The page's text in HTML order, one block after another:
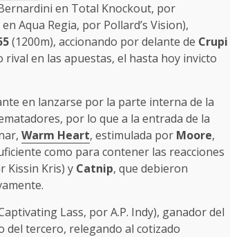
en Total Knockout, por
en Aqua Regia, por Pollard’s Vision),
(1200m), accionando por delante de Crupi
rival en las apuestas, el hasta hoy invicto
en lanzarse por la parte interna de la
por lo que a la entrada de la
Warm Heart, estimulada por Moore,
como para contener las reacciones
Kissin Kris) y Catnip, que debieron
Lass, por A.P. Indy), ganador del
del tercero, relegando al cotizado